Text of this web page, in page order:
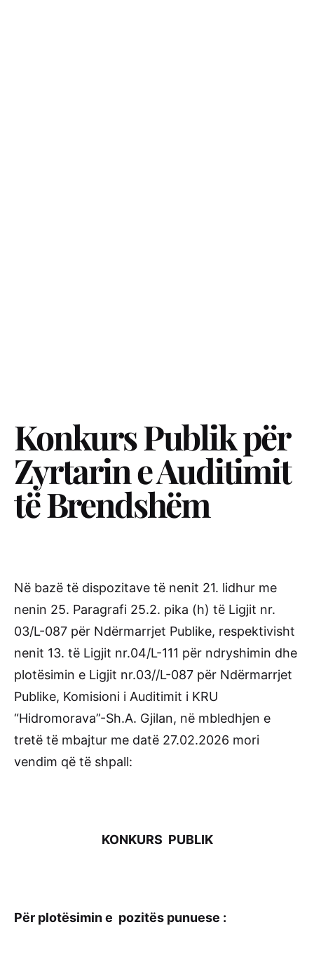
Konkurs Publik për
Zyrtarin e Auditimit
të Brendshëm
Në bazë të dispozitave të nenit 21. lidhur me
nenin 25. Paragrafi 25.2. pika (h) të Ligjit nr.
03/L-087 për Ndërmarrjet Publike, respektivisht
nenit 13. të Ligjit nr.04/L-111 për ndryshimin dhe
plotësimin e Ligjit nr.03//L-087 për Ndërmarrjet
Publike, Komisioni i Auditimit i KRU
“Hidromorava”-Sh.A. Gjilan, në mbledhjen e
tretë të mbajtur me datë 27.02.2026 mori
vendim që të shpall:
KONKURS PUBLIK
Për plotësimin e pozitës punuese :